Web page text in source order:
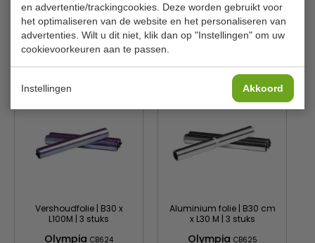
en advertentie/trackingcookies. Deze worden gebruikt voor
het optimaliseren van de website en het personaliseren van
advertenties. Wilt u dit niet, klik dan op "Instellingen" om uw
cookievoorkeuren aan te passen.
Instellingen Akkoord
Gewicht
0.52 kilo
Gerelateerde producten
Vershoudfolie | B30 x
L100M | 3 stuks
Olympia CB624
Aluminium folie | B30 cm
x L30 M | 3 stuks
Olympia CB625